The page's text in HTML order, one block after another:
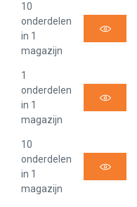
10
onderdelen
in 1
magazijn
1
onderdelen
in 1
magazijn
10
onderdelen
in 1
magazijn